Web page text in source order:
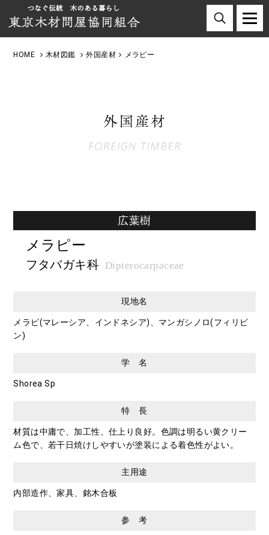
HOME 木材図鑑 外国産材 メラピー
広葉樹
メラピー
フタバガキ科 Dipterocarpaceae
現地名
メラピ(マレーシア、インドネシア)、マンガシノロ(フィリピ
ン)
学 名
Shorea Sp
特 長
材質は中庸で、加工性、仕上り良好。色調は明るい黄クリー
ム色で、若干日焼けしやすいが塗装による着色性がよい。
主用途
内部造作、家具、銘木合板
参 考